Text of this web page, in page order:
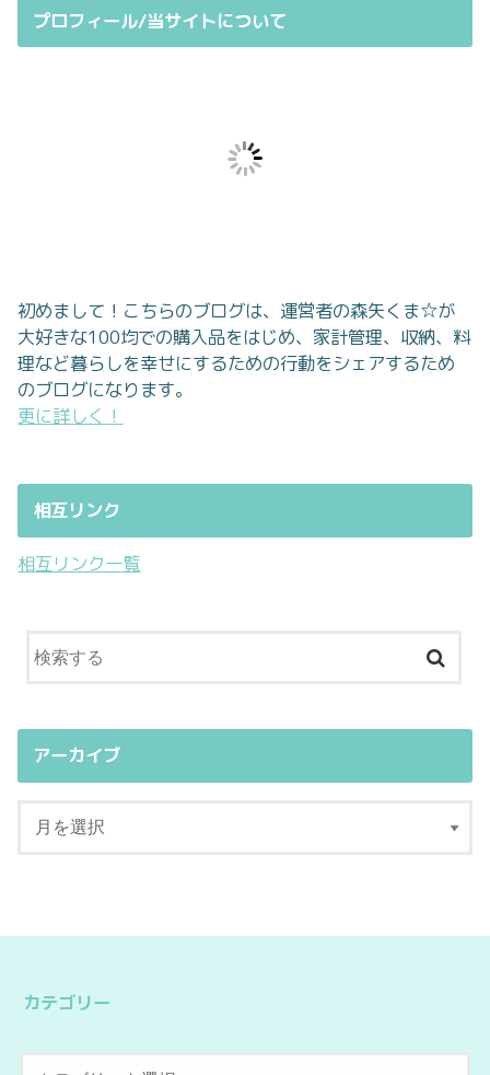
プロフィール/当サイトについて
初めまして！こちらのブログは、運営者の森矢くま☆が
大好きな100均での購入品をはじめ、家計管理、収納、料
理など暮らしを幸せにするための行動をシェアするため
のブログになります。
更に詳しく！
相互リンク
相互リンク一覧
アーカイブ
カテゴリー